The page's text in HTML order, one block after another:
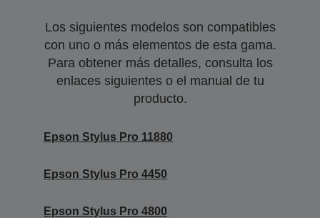
Los siguientes modelos son compatibles
con uno o más elementos de esta gama.
Para obtener más detalles, consulta los
enlaces siguientes o el manual de tu
producto.
Epson Stylus Pro 11880
Epson Stylus Pro 4450
Epson Stylus Pro 4800